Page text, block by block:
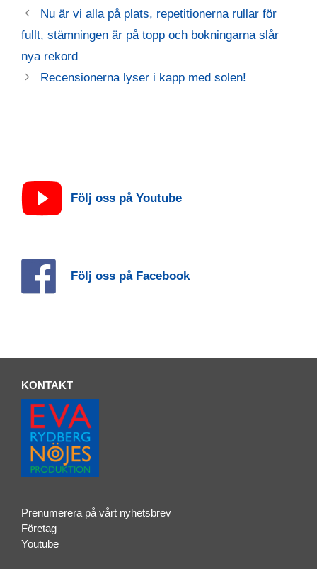
Nu är vi alla på plats, repetitionerna rullar för
fullt, stämningen är på topp och bokningarna slår
nya rekord
Recensionerna lyser i kapp med solen!
Följ oss på Youtube
Följ oss på Facebook
KONTAKT
Prenumerera på vårt nyhetsbrev
Företag
Youtube